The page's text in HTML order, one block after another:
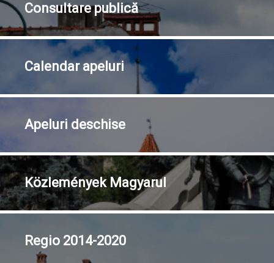
Consultarepublică
Calendar apeluri
Apeluri deschise
Közlemények Magyarul
Regio 2014-2020